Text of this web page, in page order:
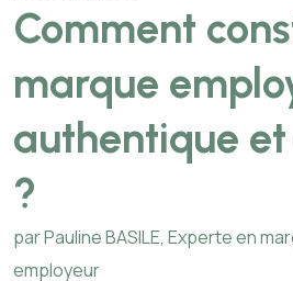
Comment
marque
authentique
?
par Pauline BASILE, Experte en
employeur